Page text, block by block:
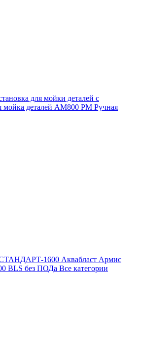
для мойки деталей с
мойка деталей АМ800 РМ Ручная
СТАНДАРТ-1600 Аквабласт Армис
BLS без ПОДа Все категории